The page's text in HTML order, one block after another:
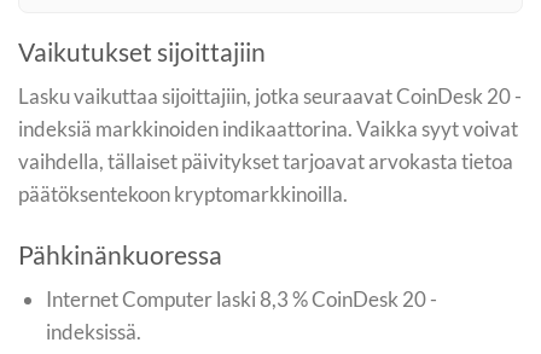
Vaikutukset sijoittajiin
Lasku vaikuttaa sijoittajiin, jotka seuraavat CoinDesk 20 -
indeksiä markkinoiden indikaattorina. Vaikka syyt voivat
vaihdella, tällaiset päivitykset tarjoavat arvokasta tietoa
päätöksentekoon kryptomarkkinoilla.
Pähkinänkuoressa
Internet Computer laski 8,3 % CoinDesk 20 -
indeksissä.